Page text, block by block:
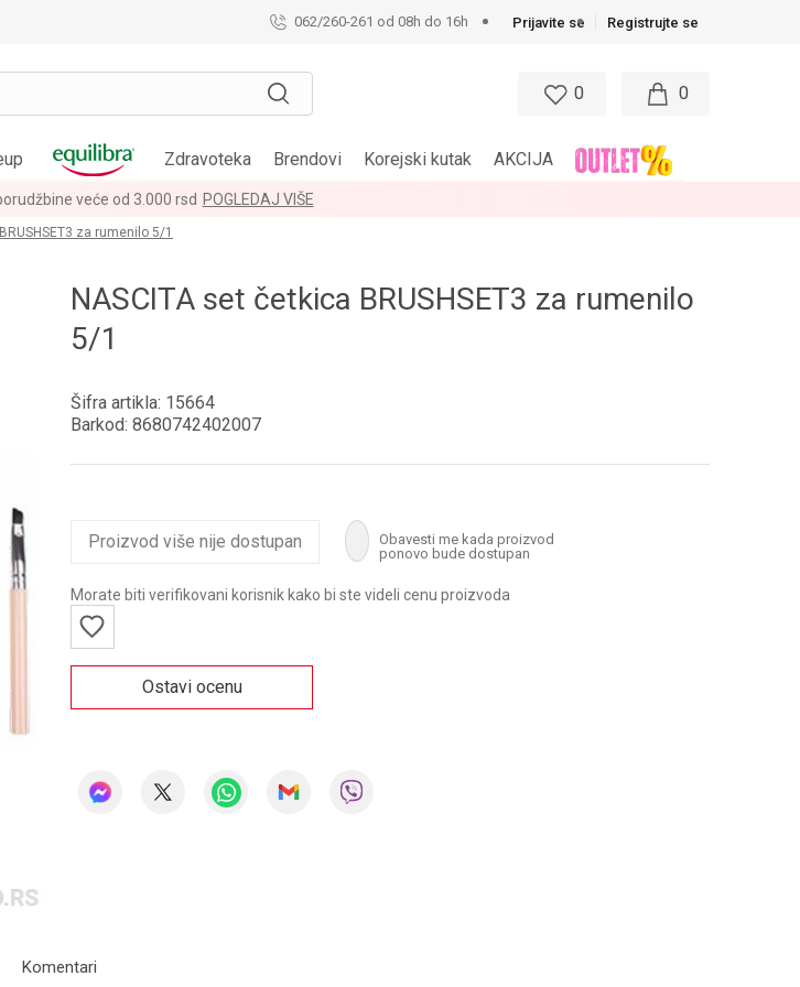
Prijavite se Registrujte se
062/260-261 od 08h do 16h
0
0
Zdravoteka Brendovi Korejski kutak AKCIJA
veće od 3.000 rsd POGLEDAJ VIŠE
za rumenilo 5/1
NASCITA set četkica BRUSHSET3 za rumenilo
5/1
Šifra artikla: 15664
Barkod: 8680742402007
Proizvod više nije dostupan
Obavesti me kada proizvod
ponovo bude dostupan
Morate biti verifikovani korisnik kako bi ste videli cenu proizvoda
Ostavi ocenu
Komentari